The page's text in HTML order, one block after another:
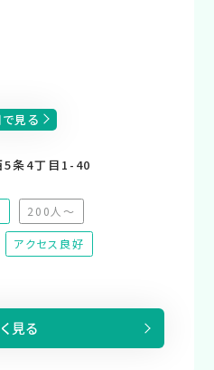
見る
5条4丁目1-40
200人～
（非推奨）
対応）
アクセス良好
見る